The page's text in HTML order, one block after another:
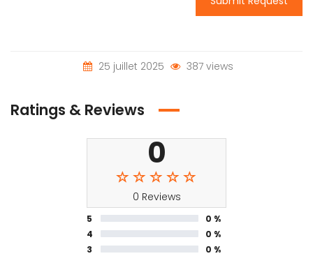
25 juillet 2025 387 views
Ratings & Reviews
0
0 Reviews
5
0 %
4
0 %
3
0 %